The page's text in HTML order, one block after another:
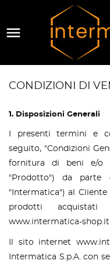

CONDIZIONI DI
1. Disposizioni Generali
I presenti termini e
seguito, "Condizioni
fornitura di beni e/o
"Prodotto") da parte
"Intermatica") al
prodotti
www.intermatica-
Il sito internet
Intermatica S.p.A. con